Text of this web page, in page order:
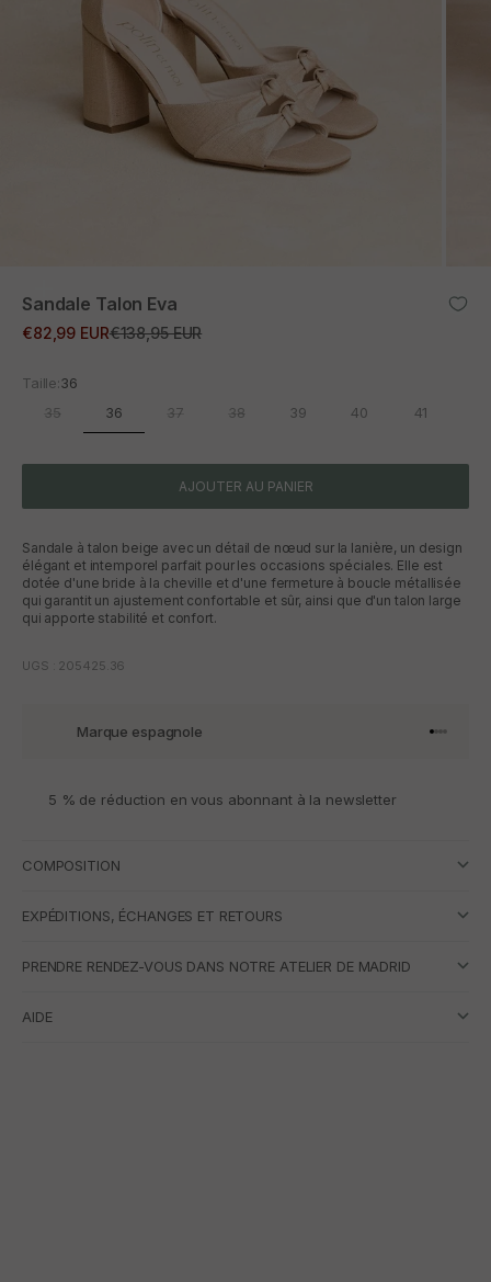
Sandale Talon Eva
Prix promotionnel
€82,99 EURPrix normal
€138,95 EUR
Taille:36
35
36 37 38 39 40 41
AJOUTER AU PANIER
Sandale à talon beige avec un détail de nœud sur la lanière, un design
élégant et intemporel parfait pour les occasions spéciales. Elle est
dotée d'une bride à la cheville et d'une fermeture à boucle métallisée
qui garantit un ajustement confortable et sûr, ainsi que d'un talon large
qui apporte stabilité et confort.
UGS : 205425.36
Marque espagnole Aller à
Aller à
Aller à
Aller
5 % de réduction en vous abonnant à la newsletter
COMPOSITION
EXPÉDITIONS, ÉCHANGES ET RETOURS
PRENDRE RENDEZ-VOUS DANS NOTRE ATELIER DE MADRID
AIDE